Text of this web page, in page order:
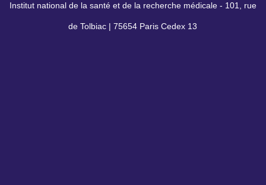
conforme)
Institut national de la santé et de la recherche médicale - 101, rue
de Tolbiac | 75654 Paris Cedex 13